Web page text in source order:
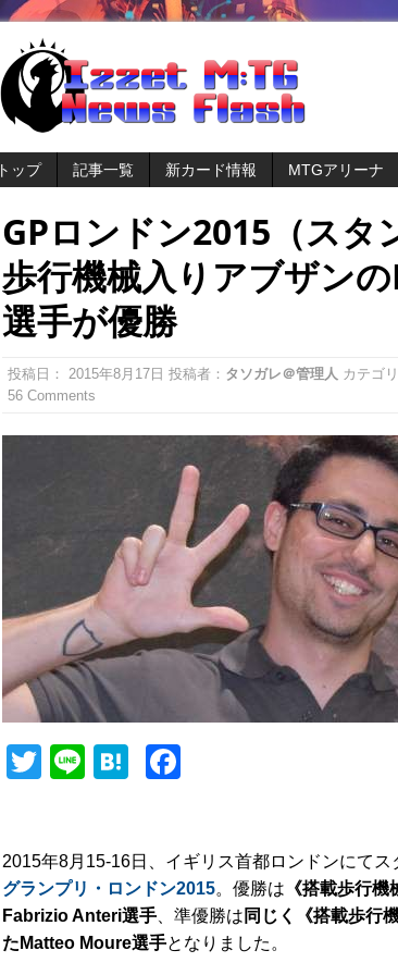
トップ 記事一覧 新カード情報 MTGアリーナ
GPロンドン2015（スタ
歩行機械入りアブザン
選手が優勝
投稿日： 2015年8月17日 投稿者： タソガレ＠管理人 カテゴ
56 Comments
T
er
Li
H
n
a
e
b
o
2015年8月15-16日、イギリス首都ロンドンにて
グランプリ・ロンドン2015。優勝は 《搭載歩行
Fabrizio Anteri選手 、準優勝は 同じく《搭載歩行
たMatteo Moure選手となりました。